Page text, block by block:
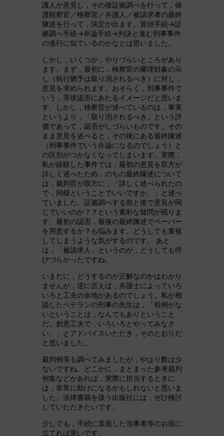
護人が意見し，その後証拠調べを行って，保
護観察官／検察官／弁護人／被請求者の最終
陳述を行って，決定が出ます。冒頭手続→証
拠調べ手続→弁論手続→判決と進む刑事事件
の進行に似ているのかなとは思いました。
しかし，いくつか，やりづらいところがあり
ます。まず，最初に，検察官の審理対象の示
し（執行猶予は取り消されるべき）に対し，
意見を求められます。おそらく，刑事事件で
いう，罪状認否にあたるイメージだと思いま
す。しかし，検察官が述べているのは，事実
というより，「取り消されるべき」という評
価であって，認否がしづらいものです。その
まま意見を述べると，その後にある最終陳述
（刑事事件でいう弁論になるのでしょう）と
の区別がつかなくなってしまいます。実際，
私が経験した事件では，最初の意見を双方が
詳しく述べたため，のちの最終陳述について
は，裁判官が双方に，「詳しく述べられたの
で，同様ということでいいですか。」と述べ
ていました。証拠調べする前と後で意見が同
じでいいのか？？という素朴な疑問が残りま
す。最初の認否，最後の最終陳述でペーパー
を用意するか？も悩みます。どうしても重複
してしまうような気がするのです。 あと
は，「被請求人」というのが，どうしても呼
びづらかったですね。
いまだに，どうするのが正解なのかはわかり
ませんが，逆に言えば，弁護士によっていろ
いろと工夫の余地があるのでしょう。私が相
談したベテランの刑事の先生は，「前例がな
いということは，なんでもありということ
だ。創意工夫で，いろいろとやってみなさ
い。」とアドバイスいただき，そのとおりだ
と思いました。
裁判例等も調べてみましたが，やはり数は少
ないですね。どこかに，まとまった参考裁判
例集などがあれば，実際に担当するときに
は，非常に助けになるかもしれないと思いま
した。法律書籍を扱う出版社には，ぜひ検討
していただきたいです。
少しでも，手続に直面した当事者等のお役に
立てれば幸いです。